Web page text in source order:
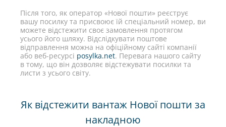
Після того, як оператор «Нової пошти» реєструє
вашу посилку та присвоює їй спеціальний номер, ви
можете відстежити своє замовлення протягом
усього його шляху. Відслідкувати поштове
відправлення можна на офіційному сайті компанії
або веб-ресурсі posylka.net. Перевага нашого сайту
в тому, що він дозволяє відстежувати посилки та
листи з усього світу.
Як відстежити вантаж Нової пошти за
накладною